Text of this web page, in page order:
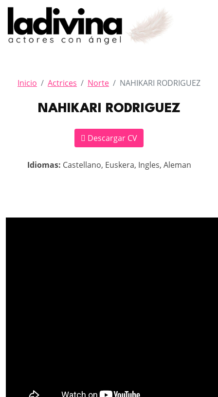
Inicio Actrices Norte NAHIKARI RODRIGUEZ
NAHIKARI RODRIGUEZ
Descargar CV
Idiomas: Castellano, Euskera, Ingles, Aleman